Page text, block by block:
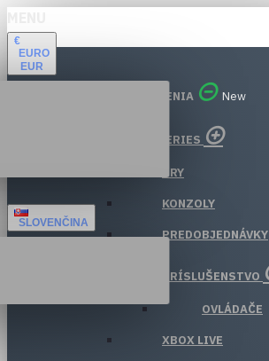
€
EURO
EUR
SLOVENČINA
VŠETKY ODDELENIA New
XBOX SERIES
HRY
KONZOLY
PREDOBJEDNÁVKY
PRÍSLUŠENSTVO
OVLÁDAČE
XBOX LIVE